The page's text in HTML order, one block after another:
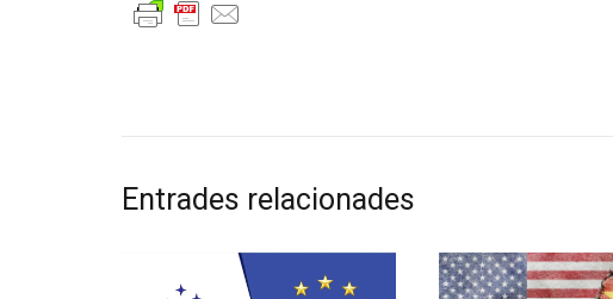
Entrades relacionades